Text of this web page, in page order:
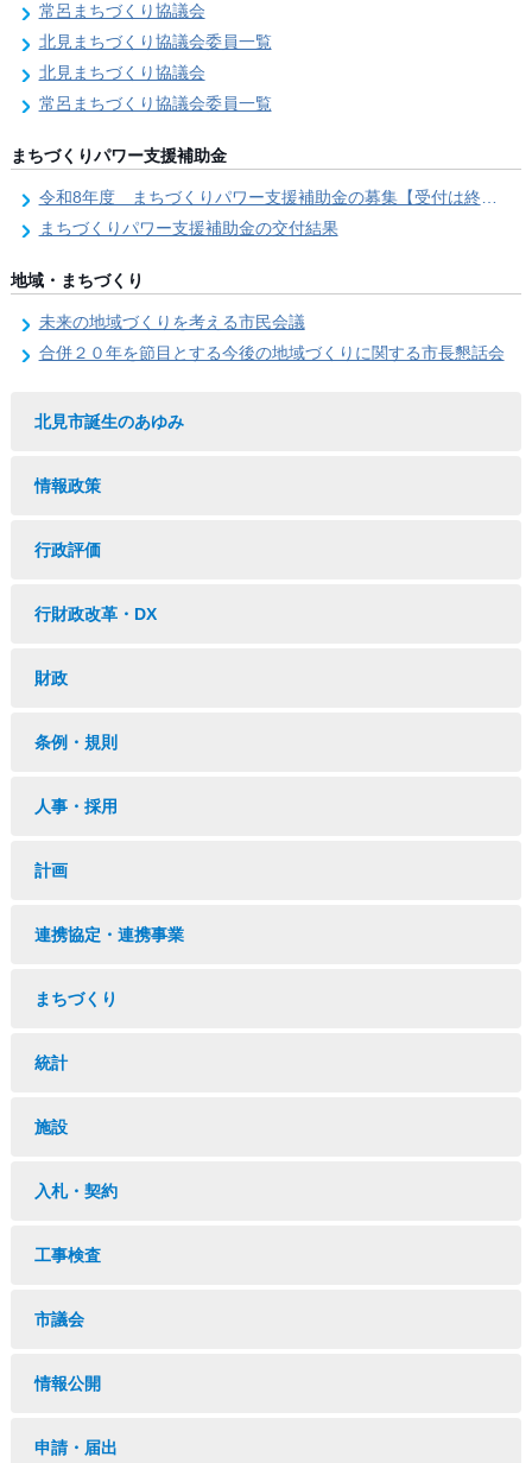
常呂まちづくり協議会
北見まちづくり協議会委員一覧
北見まちづくり協議会
常呂まちづくり協議会委員一覧
まちづくりパワー支援補助金
令和8年度 まちづくりパワー支援補助金の募集【受付は終了しました。】
まちづくりパワー支援補助金の交付結果
地域・まちづくり
未来の地域づくりを考える市民会議
合併２０年を節目とする今後の地域づくりに関する市長懇話会
北見市誕生のあゆみ
情報政策
行政評価
行財政改革・DX
財政
条例・規則
人事・採用
計画
連携協定・連携事業
まちづくり
統計
施設
入札・契約
工事検査
市議会
情報公開
申請・届出